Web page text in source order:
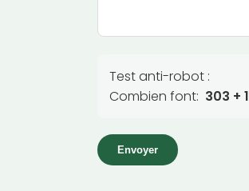
Test anti-robot :
Combien font: 303 + 1
Envoyer